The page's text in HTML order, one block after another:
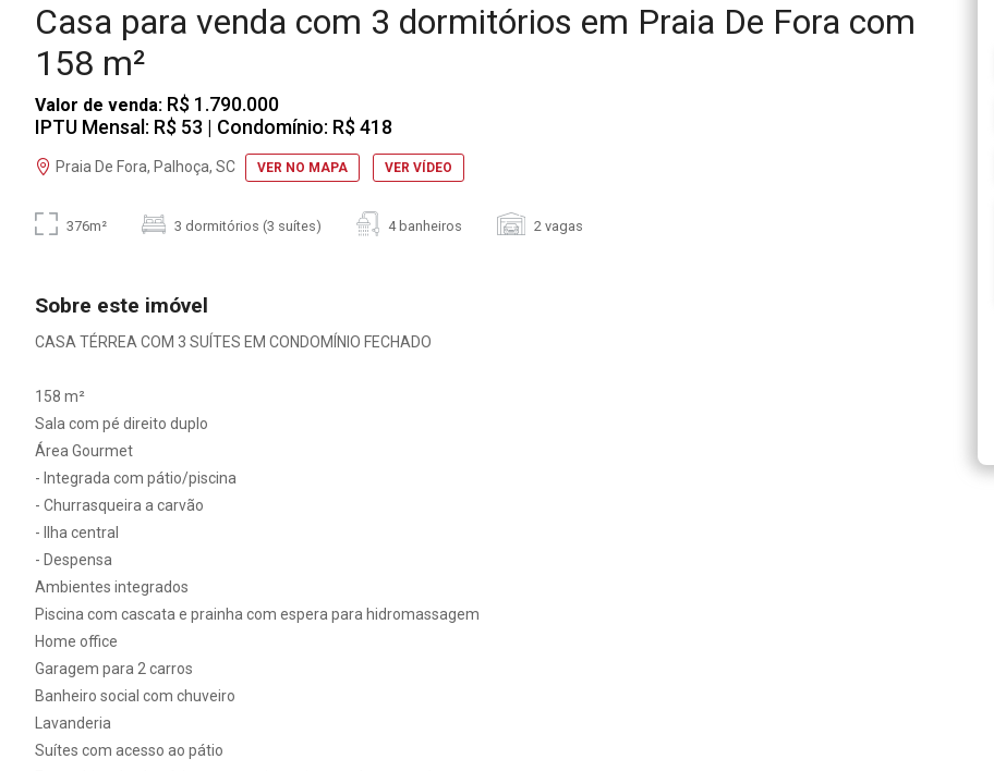
Casa para venda com 3 dormitórios em Praia De Fora com
158 m²
Valor de venda: R$ 1.790.000
IPTU Mensal: R$ 53 | Condomínio: R$ 418
Praia De Fora, Palhoça, SC VER NO MAPA VER VÍDEO
376m² 3 dormitórios (3 suítes) 4 banheiros 2 vagas
Sobre este imóvel
CASA TÉRREA COM 3 SUÍTES EM CONDOMÍNIO FECHADO
158 m²
Sala com pé direito duplo
Área Gourmet
- Integrada com pátio/piscina
- Churrasqueira a carvão
- Ilha central
- Despensa
Ambientes integrados
Piscina com cascata e prainha com espera para hidromassagem
Home office
Garagem para 2 carros
Banheiro social com chuveiro
Lavanderia
Suítes com acesso ao pátio